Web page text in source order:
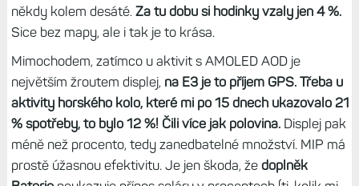
někdy kolem desáté. Za tu dobu si hodinky vzaly jen 4 %.
Sice bez mapy, ale i tak je to krása.
Mimochodem, zatímco u aktivit s AMOLED AOD je
největším žroutem displej, na E3 je to příjem GPS. Třeba u
aktivity horského kolo, které mi po 15 dnech ukazovalo 21
% spotřeby, to bylo 12 %! Čili více jak polovina.Displej pak
méně než procento, tedy zanedbatelné množství. MIP má
prostě úžasnou efektivitu. Je jen škoda, že doplněk